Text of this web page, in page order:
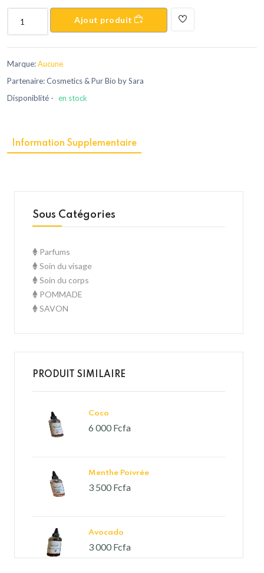
Ajout produit
Marque:Aucune
Partenaire: Cosmetics & Pur Bio by Sara
Disponiblité - en stock
Information Supplementaire
Sous Catégories
Parfums
Soin du visage
Soin du corps
POMMADE
SAVON
PRODUIT SIMILAIRE
Coco
6 000 Fcfa
Menthe Poivrée
3 500 Fcfa
Avocado
3 000 Fcfa